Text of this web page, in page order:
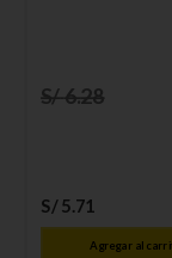
S/ 6.28
S/ 5.71
Agregar al